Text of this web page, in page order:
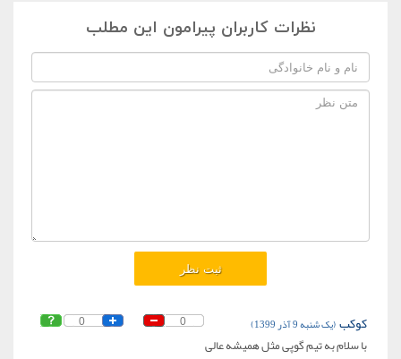
نظرات کاربران پیرامون این مطلب
0 0 کوکب(یک شنبه 9 آذر 1399)
با سلام به تیم گوپی مثل همیشه عالی